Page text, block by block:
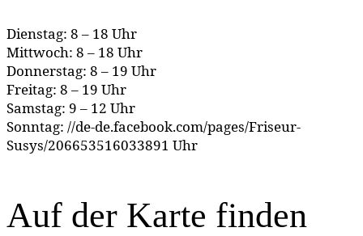
Dienstag: 8 – 18 Uhr
Mittwoch: 8 – 18 Uhr
Donnerstag: 8 – 19 Uhr
Freitag: 8 – 19 Uhr
Samstag: 9 – 12 Uhr
Sonntag: //de-de.facebook.com/pages/Friseur-
Susys/206653516033891 Uhr
Auf der Karte finden